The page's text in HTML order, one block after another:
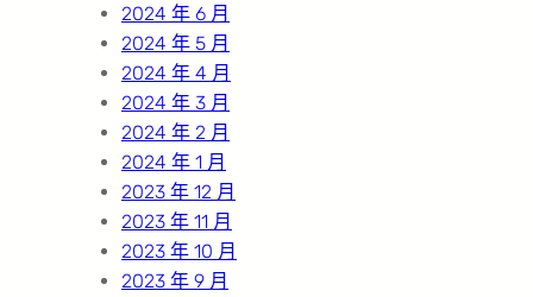
2024 年 6 月
2024 年 5 月
2024 年 4 月
2024 年 3 月
2024 年 2 月
2024 年 1 月
2023 年 12 月
2023 年 11 月
2023 年 10 月
2023 年 9 月